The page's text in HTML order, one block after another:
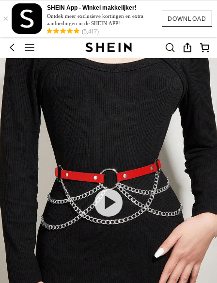
DOWNLOAD
×
SHEIN App - Winkel makkelijker!
Ontdek meer exclusieve kortingen en extra
aanbiedingen in de SHEIN APP!
(5,417)